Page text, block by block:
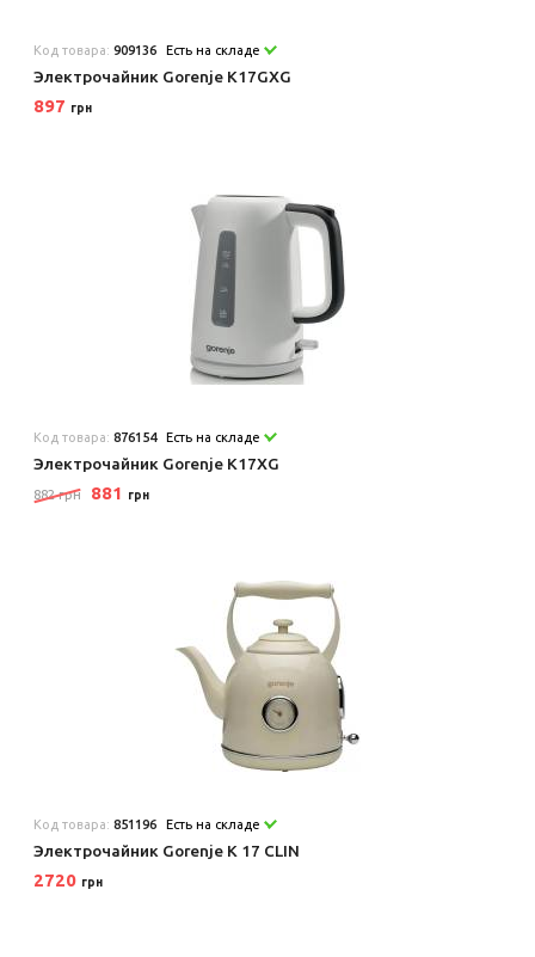
Код товара:909136 Есть на складе
Электрочайник Gorenje K17GXG
897 грн
Код товара:876154 Есть на складе
Электрочайник Gorenje K17XG
882 грн 881 грн
Код товара:851196 Есть на складе
Электрочайник Gorenje K 17 CLIN
2720 грн